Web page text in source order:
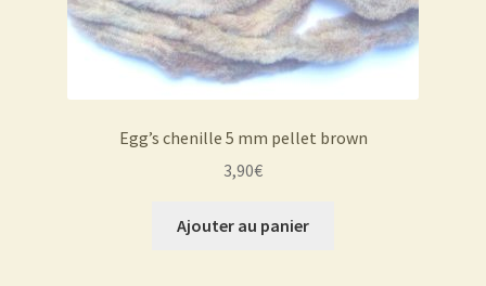
Egg’s chenille 5 mm pellet brown
3,90€
Ajouter au panier